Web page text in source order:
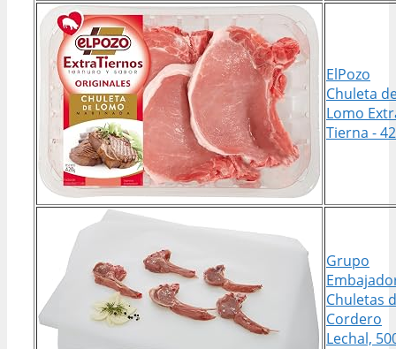
ElPozo
Chuleta
Lomo
Tierna -
Grupo
Chuletas
Cordero
Lechal,